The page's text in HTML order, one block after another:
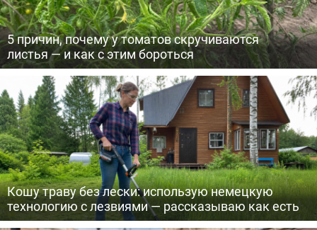
5 причин, почему у томатов скручиваются
листья — и как с этим бороться
Кошу траву без лески: использую немецкую
технологию с лезвиями — рассказываю как есть